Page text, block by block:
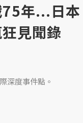
年...日本
見聞錄
深度事件點。